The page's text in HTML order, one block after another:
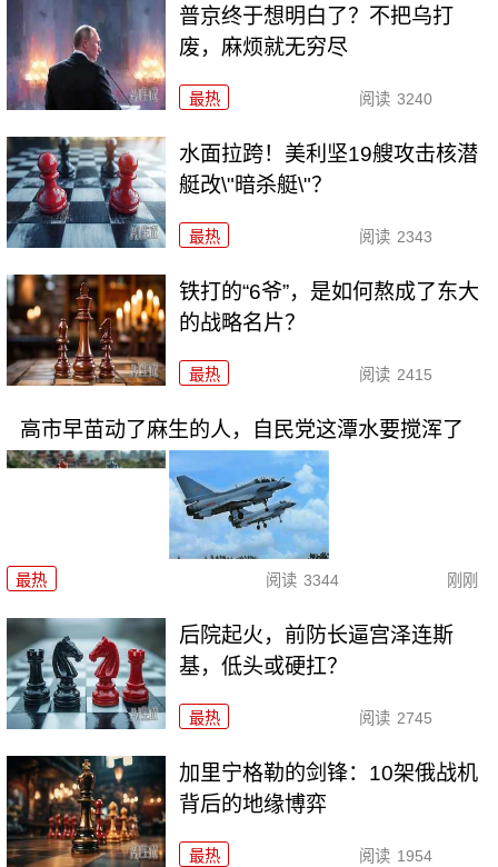
普京终于想明白了？不把乌打
废，麻烦就无穷尽
最热 阅读 3240
水面拉跨！美利坚19艘攻击核潜
艇改\"暗杀艇\"？
最热 阅读 2343
铁打的“6爷”，是如何熬成了东大
的战略名片？
最热 阅读 2415
高市早苗动了麻生的人，自民党这潭水要搅浑了
最热 阅读 3344 刚刚
后院起火，前防长逼宫泽连斯
基，低头或硬扛？
最热 阅读 2745
加里宁格勒的剑锋：10架俄战机
背后的地缘博弈
最热 阅读 1954